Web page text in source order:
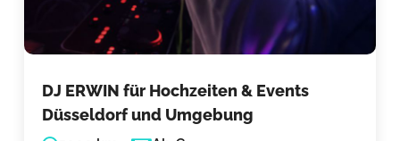
DJ ERWIN für Hochzeiten & Events
Düsseldorf und Umgebung